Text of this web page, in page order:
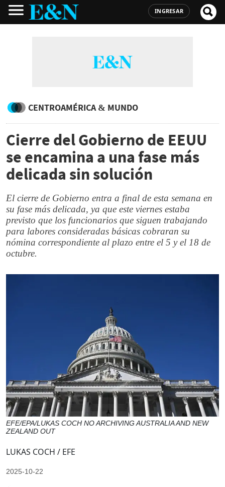
INGRESAR
CENTROAMÉRICA & MUNDO
Cierre del Gobierno de EEUU
se encamina a una fase más
delicada sin solución
El cierre de Gobierno entra a final de esta semana en
su fase más delicada, ya que este viernes estaba
previsto que los funcionarios que siguen trabajando
para labores consideradas básicas cobraran su
nómina correspondiente al plazo entre el 5 y el 18 de
octubre.
EFE/EPA/LUKAS COCH NO ARCHIVING AUSTRALIA AND NEW
ZEALAND OUT
LUKAS COCH / EFE
2025-10-22